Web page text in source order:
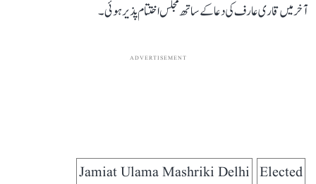
آخر میں قاری عارف کی دعا کے ساتھ مجلس اختتام پذیر ہوئی۔
ADVERTISEMENT
Elected
Jamiat Ulama Mashriki Delhi